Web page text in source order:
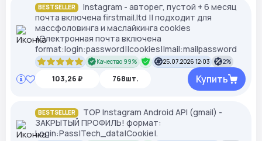
BESTSELLER
Instagram - авторег, пустой + 6 месяц
почта включена firstmail.ltd || подходит для
массфоловинга и маслайкинга cookies
+Электронная почта включена
format:login:password||cookies||mail:mailpassword
Качество 99% 25.07.2026 12:03 2%
103,26 ₽ 768шт. Купить
BESTSELLER
TOP Instagram Android API (gmail) -
ЗАКРЫТЫЙ ПРОФИЛЬ! формат:
Login:Pass|Tech_data|Cookie|.